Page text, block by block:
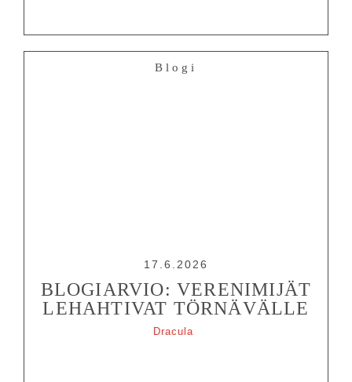
LIPUT
AIKATAULUT
Tietosuojalausunto
Blogi
17.6.2026
BLOGIARVIO: VERENIMIJÄT
LEHAHTIVAT TÖRNÄVÄLLE
Dracula